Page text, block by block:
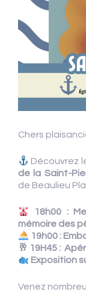
Chers
Découvrez
de la Saint-
de Beaulieu
18h00 :
mémoire des
19h00 :
🥂 19H45 :
Exposition
Venez